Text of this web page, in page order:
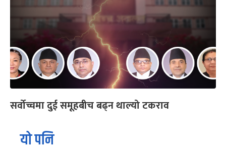
सर्वोच्चमा दुई समूहबीच बढ्न थाल्यो टकराव
यो पनि